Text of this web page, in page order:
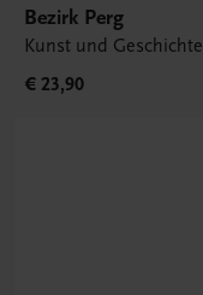
Bezirk Perg
Kunst und Geschichte
€ 23,90